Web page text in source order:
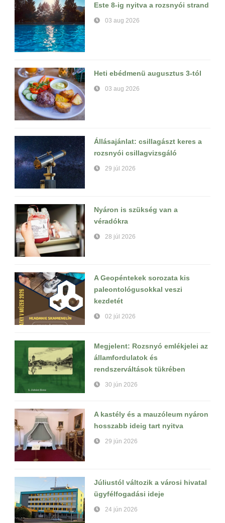
Este 8-ig nyitva a rozsnyói strand
03 aug 2026
Heti ebédmenü augusztus 3-tól
03 aug 2026
Állásajánlat: csillagászt keres a
rozsnyói csillagvizsgáló
29 júl 2026
Nyáron is szükség van a
véradókra
28 júl 2026
A Geopéntekek sorozata kis
paleontológusokkal veszi
kezdetét
02 júl 2026
Megjelent: Rozsnyó emlékjelei az
államfordulatok és
rendszerváltások tükrében
30 jún 2026
A kastély és a mauzóleum nyáron
hosszabb ideig tart nyitva
29 jún 2026
Júliustól változik a városi hivatal
ügyfélfogadási ideje
24 jún 2026